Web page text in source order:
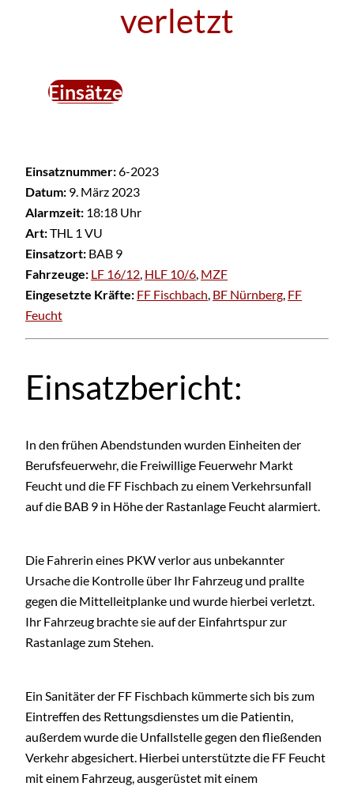
verletzt
Einsätze
Einsatznummer:6-2023
Datum: 9. März 2023
Alarmzeit: 18:18 Uhr
Art:THL 1 VU
Einsatzort: BAB 9
Fahrzeuge: LF 16/12, HLF 10/6, MZF
Eingesetzte Kräfte: FF Fischbach, BF Nürnberg, FF
Feucht
Einsatzbericht:
In den frühen Abendstunden wurden Einheiten der
Berufsfeuerwehr, die Freiwillige Feuerwehr Markt
Feucht und die FF Fischbach zu einem Verkehrsunfall
auf die BAB 9 in Höhe der Rastanlage Feucht alarmiert.
Die Fahrerin eines PKW verlor aus unbekannter
Ursache die Kontrolle über Ihr Fahrzeug und prallte
gegen die Mittelleitplanke und wurde hierbei verletzt.
Ihr Fahrzeug brachte sie auf der Einfahrtspur zur
Rastanlage zum Stehen.
Ein Sanitäter der FF Fischbach kümmerte sich bis zum
Eintreffen des Rettungsdienstes um die Patientin,
außerdem wurde die Unfallstelle gegen den fließenden
Verkehr abgesichert. Hierbei unterstützte die FF Feucht
mit einem Fahrzeug, ausgerüstet mit einem